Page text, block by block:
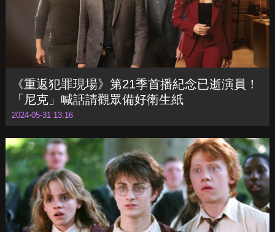
《重返犯罪現場》第21季首播紀念已逝演員！
「尼克」喊話請觀眾備好衛生紙
2024-05-31 13:16